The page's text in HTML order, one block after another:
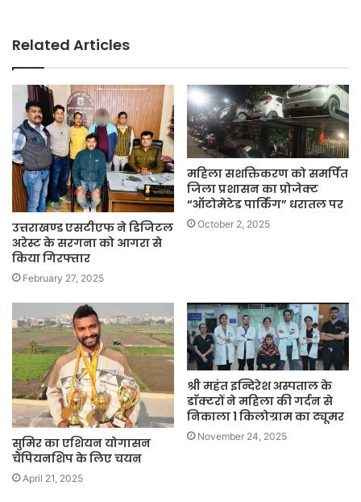
Related Articles
उत्तराखण्ड एसटीएफ ने डिजिटल
अरेस्ट के सरगना को आगरा से
किया गिरफ्तार
February 27, 2025
महिला सशक्तिकरण को समर्पित
जिला प्रशासन का प्रोजेक्ट
“ऑटोमेटेड पार्किंग” धरातल पर
October 2, 2025
सुमिर का एशियन योगासन
चैंपियनशिप के लिए चयन
April 21, 2025
श्री महंत इन्दिरेश अस्पताल के
डाॅक्टरों ने महिला की गर्दन से
निकाला 1 किलोग्राम का ट्यूमर
November 24, 2025